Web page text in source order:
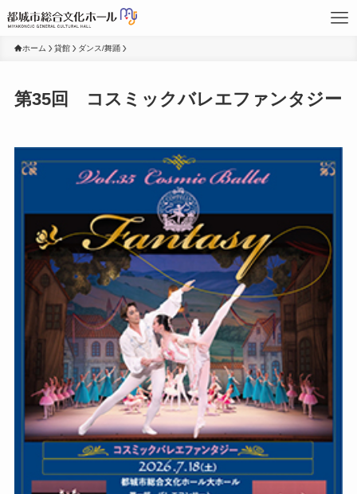
ホーム 貸館 ダンス/舞踊
第35回 コスミックバレエファンタジー